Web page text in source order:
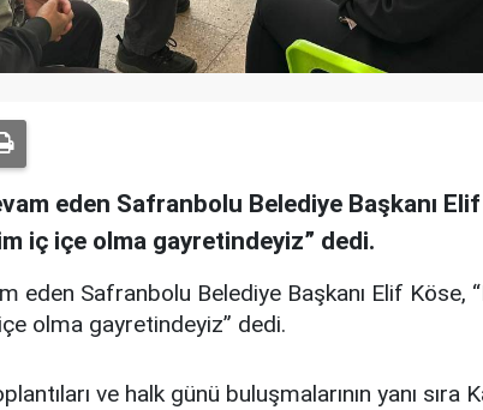
eden Safranbolu Belediye Başkanı Elif
iç içe olma gayretindeyiz” dedi.
eden Safranbolu Belediye Başkanı Elif Köse,
olma gayretindeyiz” dedi.
ve halk günü buluşmalarının yanı sıra